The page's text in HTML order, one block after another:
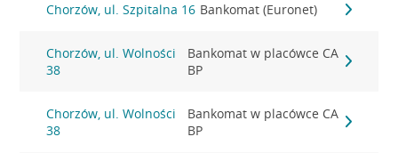
Chorzów, ul. Szpitalna 16 Bankomat (Euronet)
Chorzów, ul. Wolności
38
Bankomat w placówce CA
BP
Chorzów, ul. Wolności
38
Bankomat w placówce CA
BP